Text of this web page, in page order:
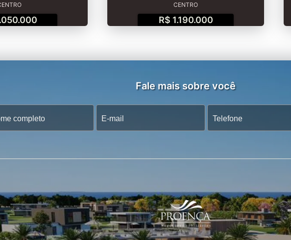
CENTRO
R$ 1.190.000
Fale mais sobre você